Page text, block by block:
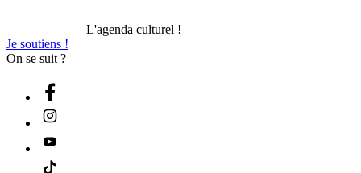
L'agenda culturel !
Je soutiens !
On se suit ?